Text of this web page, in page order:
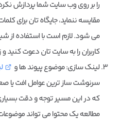
را بر روی وب سایت شما پردازش
مقایسه ننماید، جایگاه تان برای
می شود. لازم است با استفاده از
کاربران را به سایت تان دعوت کنید
لینک سازی: موضوع پیوند ها و
سرنوشت ساز ترین عوامل افت یا
که در این مسیر توجه و دقت
مطالعه یک محتوا می تواند